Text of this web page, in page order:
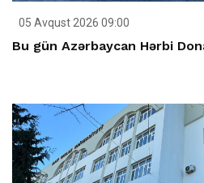
05 Avqust 2026 09:00
Bu gün Azərbaycan Hərbi